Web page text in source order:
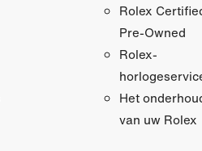
Rolex
Pre‑Owned
Rolex-
Het
van uw Rolex